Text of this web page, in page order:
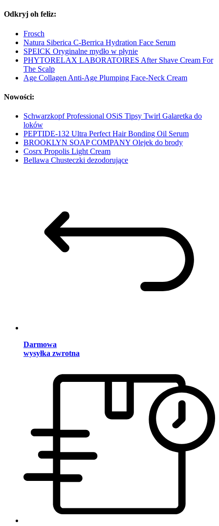
Odkryj oh feliz:
Frosch
Natura Siberica C-Berrica Hydration Face Serum
SPEICK Oryginalne mydło w płynie
PHYTORELAX LABORATOIRES After Shave Cream For
The Scalp
Age Collagen Anti-Age Plumping Face-Neck Cream
Nowości:
Schwarzkopf Professional OSiS Tipsy Twirl Galaretka do
loków
PEPTIDE-132 Ultra Perfect Hair Bonding Oil Serum
BROOKLYN SOAP COMPANY Olejek do brody
Cosrx Propolis Light Cream
Bellawa Chusteczki dezodorujące
Darmowa
wysyłka zwrotna